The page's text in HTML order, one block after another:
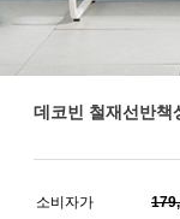
데코빈 철재선반
소비자가